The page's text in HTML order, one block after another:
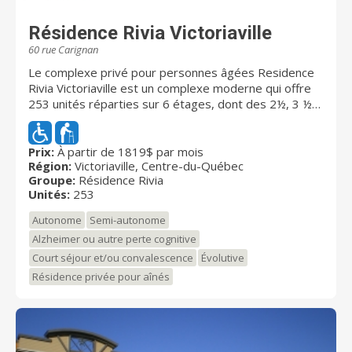
Résidence Rivia Victoriaville
60 rue Carignan
Le complexe privé pour personnes âgées Residence
Rivia Victoriaville est un complexe moderne qui offre
253 unités réparties sur 6 étages, dont des 2½, 3 ½
et 4 ½ contemporains et lumineux au coeur du centre-
ville de Victoriaville. Chaque unité dispose d’une
grande fenestration pour laisser entrer un maximum
de lumière naturelle, d’un balcon pour profiter des
beaux jours et d’une insonorisation supérieure pour
plus de tranquillité. Pour ceux nécessitant plus de
services d’assistance, 34 chambres sont disponibles
avec la formule d’hébergement évolutif dans l'unité de
soins avec portes codées. Il est également possible
d’être hébergé dans l’unité de soins pendant un
séjour de courte durée, que ce soit pour se rétablir
aidant ou tout simplement pour faire l’essai de la vie
en complexe pour retraités. De nombreuses
commodités sont offertes à l'intérieur du complexe
Prix: À partir de 1819$ par mois
Région: Victoriaville, Centre-du-Québec
Groupe: Résidence Rivia
Unités: 253
Autonome
Semi-autonome
Alzheimer ou autre perte cognitive
Court séjour et/ou convalescence
Évolutive
Résidence privée pour aînés